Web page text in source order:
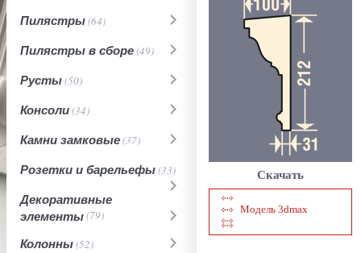
Пилястры(64)
Пилястры в сборе(49)
Русты(50)
Консоли(34)
Камни замковые(37)
Розетки и барельефы(33)
Декоративные
элементы(79)
Колонны(52)
Скачать
Модель 3dmax